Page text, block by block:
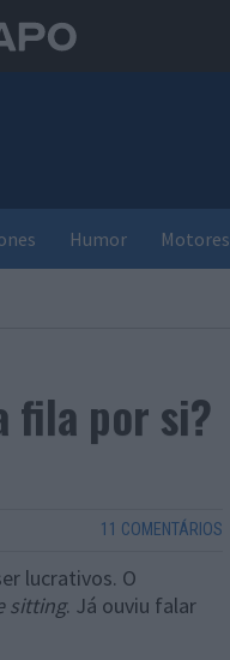
Humor Motores
fila por si?
11 COMENTÁRIOS
lucrativos. O
sitting. Já ouviu falar